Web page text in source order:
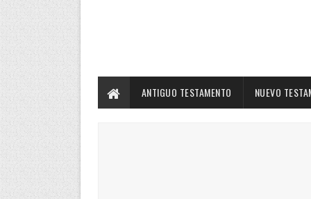
ANTIGUO TESTAMENTO NUEVO